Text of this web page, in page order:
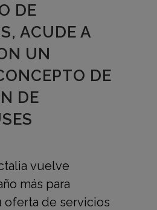
DE
ACUDE A
UN
DE
DE
vuelve
más para
oferta de servicios